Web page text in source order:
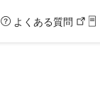
よくある質問